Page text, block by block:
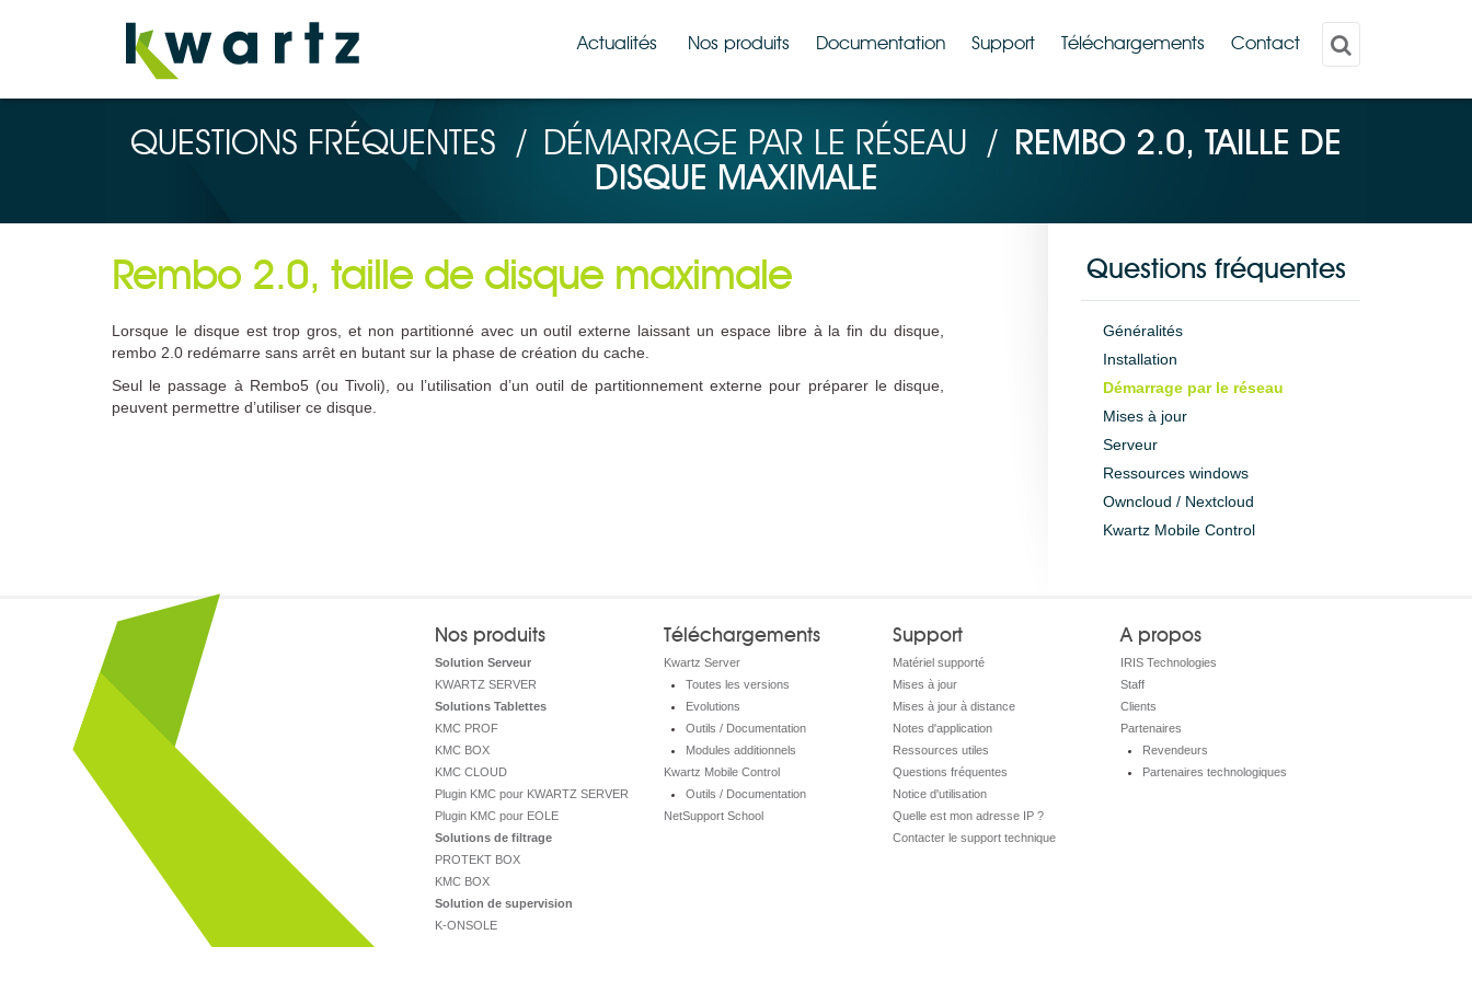
Actualités Nos produits Documentation Support Téléchargements Contact
QUESTIONS FRÉQUENTES / DÉMARRAGE PAR LE RÉSEAU /
REMBO 2.0, TAILLE DE
DISQUE MAXIMALE
Rembo 2.0, taille de disque maximale
Lorsque le disque est trop gros, et non partitionné avec un outil externe laissant un espace libre à la fin du disque,
rembo 2.0 redémarre sans arrêt en butant sur la phase de création du cache.
Seul le passage à Rembo5 (ou Tivoli), ou l’utilisation d’un outil de partitionnement externe pour préparer le disque,
peuvent permettre d’utiliser ce disque.
Questions fréquentes
Généralités
Installation
Démarrage par le réseau
Mises à jour
Serveur
Ressources windows
Owncloud / Nextcloud
Kwartz Mobile Control
Nos produits
Solution Serveur
KWARTZ SERVER
Solutions Tablettes
KMC PROF
KMC BOX
KMC CLOUD
Plugin KMC pour KWARTZ SERVER
Plugin KMC pour EOLE
Solutions de filtrage
PROTEKT BOX
KMC BOX
Solution de supervision
K-ONSOLE
Téléchargements
Kwartz Server
Toutes les versions
Evolutions
Outils / Documentation
Modules additionnels
Kwartz Mobile Control
Outils / Documentation
NetSupport School
Support
Matériel supporté
Mises à jour
Mises à jour à distance
Notes d'application
Ressources utiles
Questions fréquentes
Notice d'utilisation
Quelle est mon adresse IP ?
Contacter le support technique
A propos
IRIS Technologies
Staff
Clients
Partenaires
Revendeurs
Partenaires technologiques